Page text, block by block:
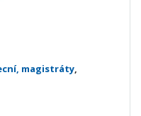
magistráty,